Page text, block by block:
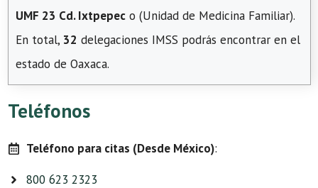
UMF 23 Cd. Ixtpepec o (Unidad de Medicina Familiar).
En total, 32 delegaciones IMSS podrás encontrar en el
estado de Oaxaca.
Teléfonos
Teléfono para citas (Desde México):
800 623 2323